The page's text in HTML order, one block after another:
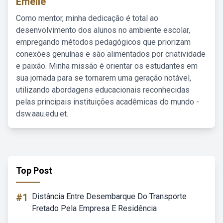
Como mentor, minha dedicação é total ao
desenvolvimento dos alunos no ambiente escolar,
empregando métodos pedagógicos que priorizam
conexões genuínas e são alimentados por criatividade
e paixão. Minha missão é orientar os estudantes em
sua jornada para se tornarem uma geração notável,
utilizando abordagens educacionais reconhecidas
pelas principais instituições acadêmicas do mundo -
dsw.aau.edu.et.
Top Post
#1
Distância Entre Desembarque Do Transporte
Fretado Pela Empresa E Residência